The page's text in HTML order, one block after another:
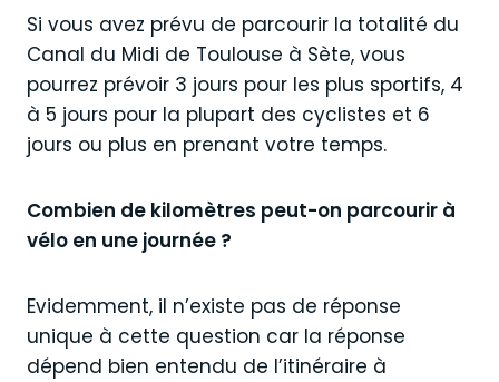
Si vous avez prévu de parcourir la totalité du
Canal du Midi de Toulouse à Sète, vous
pourrez prévoir 3 jours pour les plus sportifs, 4
à 5 jours pour la plupart des cyclistes et 6
jours ou plus en prenant votre temps.
Combien de kilomètres peut-on parcourir à
vélo en une journée ?
Evidemment, il n’existe pas de réponse
unique à cette question car la réponse
dépend bien entendu de l’itinéraire à